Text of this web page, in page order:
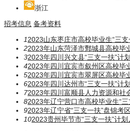
浙江
招考信息 备考资料
12023山东枣庄市高校毕业生“三支
22023年山东菏泽市鄄城县高校毕
32023年四川兴文县“三支一扶”计
42023年四川宜宾市叙州区高校毕
52023年四川宜宾市翠屏区高校毕
62023年四川达州市“三支一扶”计
72023年四川富顺县人力资源和社
82023年辽宁营口市高校毕业生“三
92023年辽宁省“三支一扶”盘锦考
102023贵州毕节市“三支一扶”计